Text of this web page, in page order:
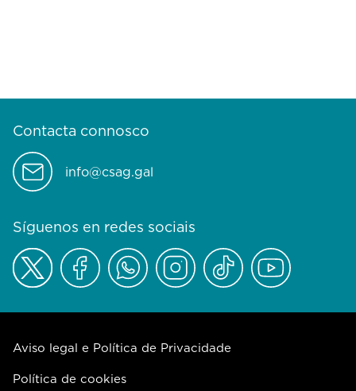
Contacta connosco
info@csag.gal
Síguenos en redes sociais
Aviso legal e Política de Privacidade
Política de cookies